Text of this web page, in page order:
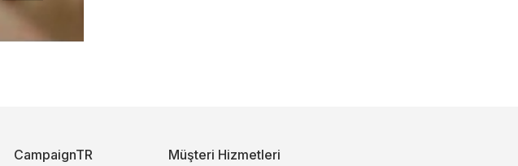
CampaignTR Müşteri Hizmetleri